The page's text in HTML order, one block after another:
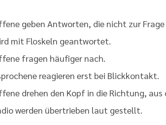
geben Antworten, die nicht zur Frage
mit Floskeln geantwortet.
fragen häufiger nach.
reagieren erst bei Blickkontakt.
drehen den Kopf in die Richtung, aus
werden übertrieben laut gestellt.